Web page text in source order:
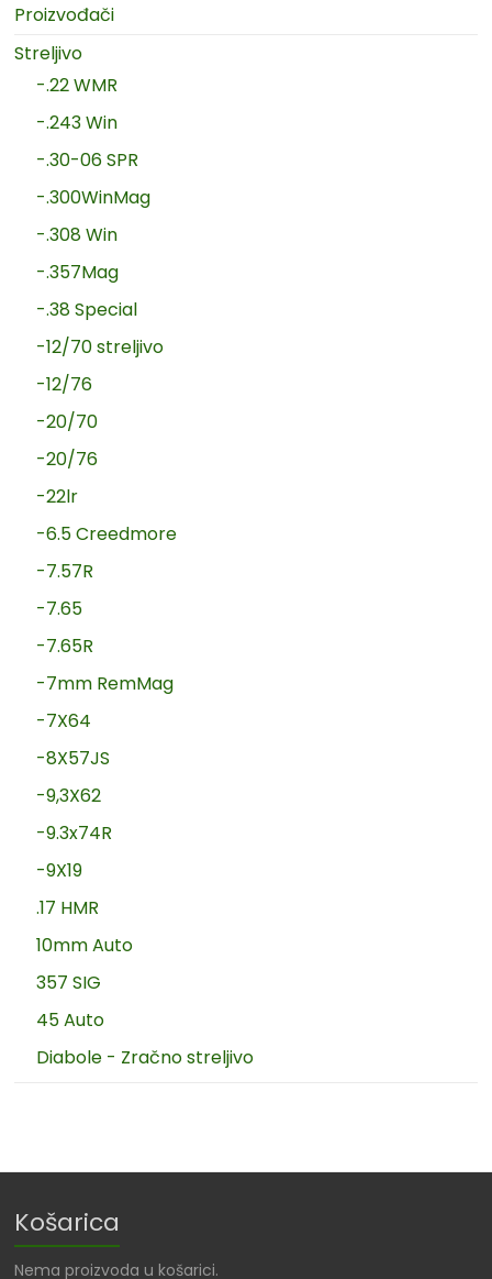
Proizvođači
Streljivo
-.22 WMR
-.243 Win
-.30-06 SPR
-.300WinMag
-.308 Win
-.357Mag
-.38 Special
-12/70 streljivo
-12/76
-20/70
-20/76
-22lr
-6.5 Creedmore
-7.57R
-7.65
-7.65R
-7mm RemMag
-7X64
-8X57JS
-9,3X62
-9.3x74R
-9X19
.17 HMR
10mm Auto
357 SIG
45 Auto
Diabole - Zračno streljivo
Košarica
Nema proizvoda u košarici.